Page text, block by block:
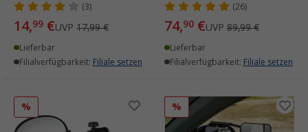
(3)
14,99 €UVP 17,99 €
Lieferbar
Filialverfügbarkeit: Filiale setzen
(26)
74,90 €UVP 89,99 €
Lieferbar
Filialverfügbarkeit: Filiale setzen
% %